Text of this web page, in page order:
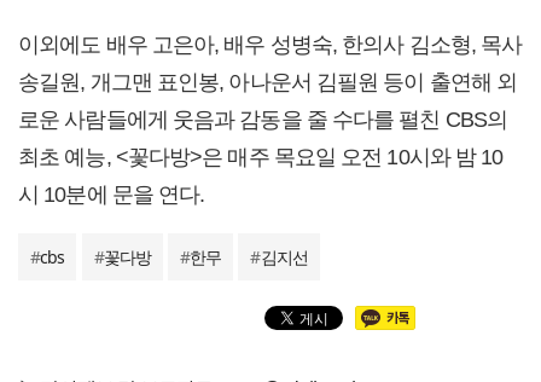
이외에도 배우 고은아, 배우 성병숙, 한의사 김소형, 목사
송길원, 개그맨 표인봉, 아나운서 김필원 등이 출연해 외
로운 사람들에게 웃음과 감동을 줄 수다를 펼친 CBS의
최초 예능, <꽃다방>은 매주 목요일 오전 10시와 밤 10
시 10분에 문을 연다.
#cbs #꽃다방 #한무 #김지선